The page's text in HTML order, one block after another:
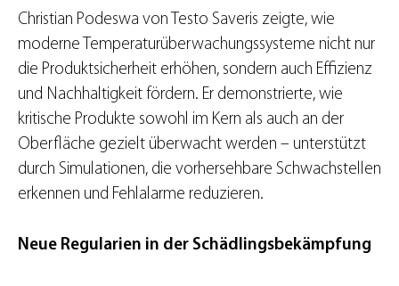
Christian Podeswa von Testo Saveris zeigte, wie
moderne Temperaturüberwachungssysteme nicht nur
die Produktsicherheit erhöhen, sondern auch Effizienz
und Nachhaltigkeit fördern. Er demonstrierte, wie
kritische Produkte sowohl im Kern als auch an der
Oberfläche gezielt überwacht werden – unterstützt
durch Simulationen, die vorhersehbare Schwachstellen
erkennen und Fehlalarme reduzieren.
Neue Regularien in der Schädlingsbekämpfung